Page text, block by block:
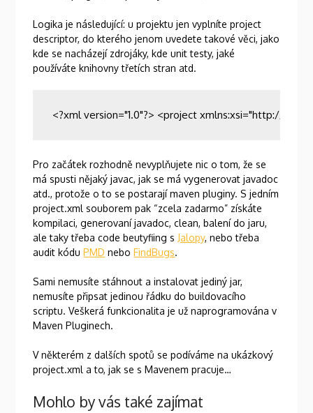
Logika je následující: u projektu jen vyplníte project
descriptor, do kterého jenom uvedete takové věci, jako
kde se nacházejí zdrojáky, kde unit testy, jaké
používáte knihovny třetích stran atd.
<?xml version="1.0"?> <project xmlns:xsi="http://
Pro začátek rozhodně nevyplňujete nic o tom, že se
má spusti nějaký javac, jak se má vygenerovat javadoc
atd., protože o to se postarají maven pluginy. S jedním
project.xml souborem pak “zcela zadarmo” získáte
kompilaci, generovaní javadoc, clean, balení do jaru,
ale taky třeba code beutyfiing s Jalopy, nebo třeba
audit kóduPMD neboFindBugs.
Sami nemusíte stáhnout a instalovat jediný jar,
nemusíte připsat jedinou řádku do buildovacího
scriptu. Veškerá funkcionalita je už naprogramována v
Maven Pluginech.
V některém z dalších spotů se podíváme na ukázkový
project.xml a to, jak se s Mavenem pracuje…
Mohlo by vás také zajímat